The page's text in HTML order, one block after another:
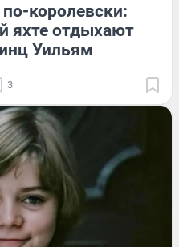
королевски:
яхте отдыхают
Уильям
3